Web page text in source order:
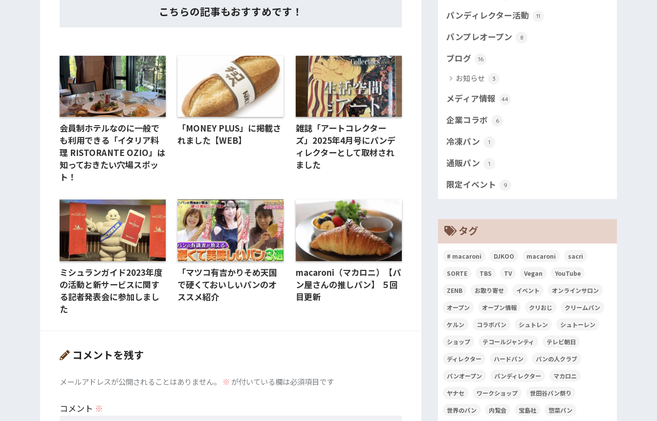
こちらの記事もおすすめです！
会員制ホテルなのに一般で
も利用できる「イタリア料
理 RISTORANTE OZIO」は
知っておきたい穴場スポッ
ト！
「MONEY PLUS」に掲載さ
れました【WEB】
雑誌「アートコレクター
ズ」2025年4月号にパンデ
ィレクターとして取材され
ました
ミシュランガイド2023年度
の活動と新サービスに関す
る記者発表会に参加しまし
た
「マツコ有吉かりそめ天国
で硬くておいしいパンのオ
ススメ紹介
macaroni（マカロニ）【パ
ン屋さんの推しパン】 ５回
目更新
コメントを残す
メールアドレスが公開されることはありません。 ※ が付いている欄は必須項目です
コメント ※
パンディレクター活動 11
パンプレオープン 8
ブログ 16
お知らせ 3
メディア情報 44
企業コラボ 6
冷凍パン 1
通販パン 1
限定イベント 9
タグ
# macaroni DJKOO macaroni sacri
SORTE TBS TV Vegan YouTube
ZENB お取り寄せ イベント オンラインサロン
オープン オープン情報 クリおじ クリームパン
ケルン コラボパン シュトレン シュトーレン
ショップ テコールジャンティ テレビ朝日
ディレクター ハードパン パンの人クラブ
パンオープン パンディレクター マカロニ
ヤナセ ワークショップ 世田谷パン祭り
世界のパン 内覧会 宝島社 惣菜パン